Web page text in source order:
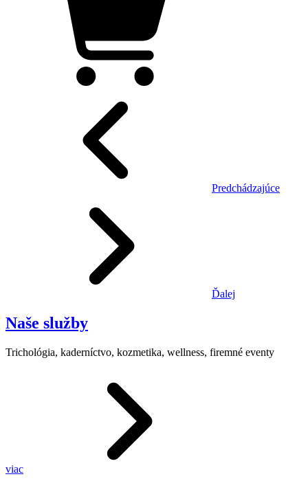
Predchádzajúce
Ďalej
Naše služby
Trichológia, kaderníctvo, kozmetika, wellness, firemné eventy
viac